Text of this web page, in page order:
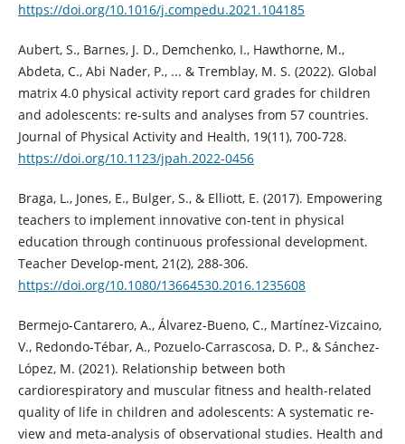
https://doi.org/10.1016/j.compedu.2021.104185
Aubert, S., Barnes, J. D., Demchenko, I., Hawthorne, M.,
Abdeta, C., Abi Nader, P., ... & Tremblay, M. S. (2022). Global
matrix 4.0 physical activity report card grades for children
and adolescents: re-sults and analyses from 57 countries.
Journal of Physical Activity and Health, 19(11), 700-728.
https://doi.org/10.1123/jpah.2022-0456
Braga, L., Jones, E., Bulger, S., & Elliott, E. (2017). Empowering
teachers to implement innovative con-tent in physical
education through continuous professional development.
Teacher Develop-ment, 21(2), 288-306.
https://doi.org/10.1080/13664530.2016.1235608
Bermejo-Cantarero, A., Álvarez-Bueno, C., Martínez-Vizcaino,
V., Redondo-Tébar, A., Pozuelo-Carrascosa, D. P., & Sánchez-
López, M. (2021). Relationship between both
cardiorespiratory and muscular fitness and health-related
quality of life in children and adolescents: A systematic re-
view and meta-analysis of observational studies. Health and